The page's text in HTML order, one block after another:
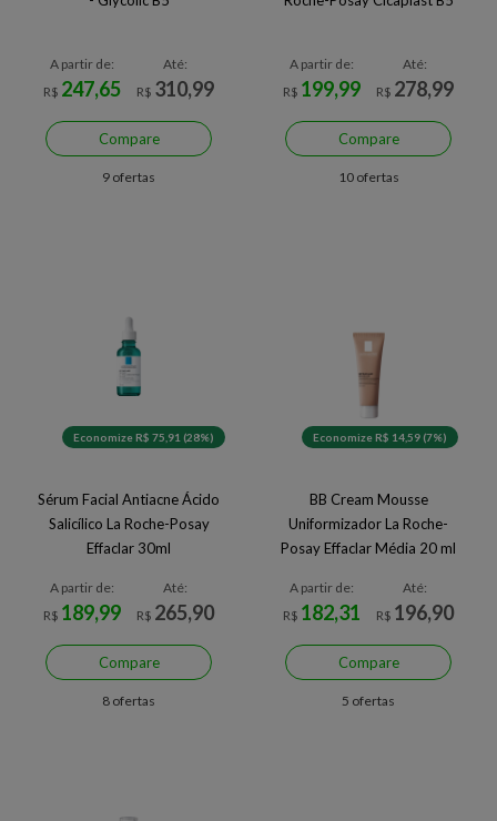
A partir de:
R$ 247,65
Até:
R$ 310,99
Compare
9 ofertas
A partir de:
R$ 199,99
Até:
R$ 278,99
Compare
10 ofertas
Economize R$ 75,91 (28%)
Sérum Facial Antiacne Ácido
Salicílico La Roche-Posay
Effaclar 30ml
A partir de:
R$ 189,99
Até:
R$ 265,90
Compare
8 ofertas
Economize R$ 14,59 (7%)
BB Cream Mousse
Uniformizador La Roche-
Posay Effaclar Média 20 ml
A partir de:
R$ 182,31
Até:
R$ 196,90
Compare
5 ofertas